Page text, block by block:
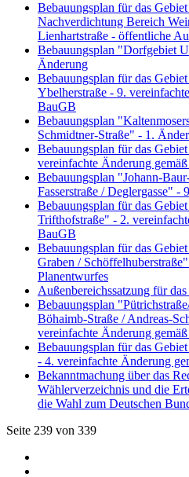
Bebauungsplan für das
Nachverdichtung Bereich
Lienhartstraße - öffentliche
Bebauungsplan "Dorfgebiet
Änderung
Bebauungsplan für das
Ybelherstraße - 9.
BauGB
Bebauungsplan
Schmidtner-Straße" - 1.
Bebauungsplan für das
vereinfachte Änderung
Bebauungsplan "Johann-
Fasserstraße / Deglergasse" -
Bebauungsplan für das
Trifthofstraße" - 2.
BauGB
Bebauungsplan für das
Graben /
Planentwurfes
Außenbereichssatzung für
Bebauungsplan
Böhaimb-Straße / Andreas-
vereinfachte Änderung
Bebauungsplan für das
- 4. vereinfachte Änderung
Bekanntmachung über das
Wählerverzeichnis und die
die Wahl zum Deutschen
Seite 239 von 339